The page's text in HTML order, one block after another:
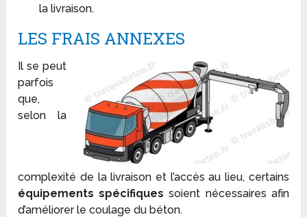
la livraison.
LES FRAIS ANNEXES
Il se peut
parfois
que,
selon la
complexité de la livraison et l’accès au lieu, certains
équipements spécifiques soient nécessaires afin
d’améliorer le coulage du béton.